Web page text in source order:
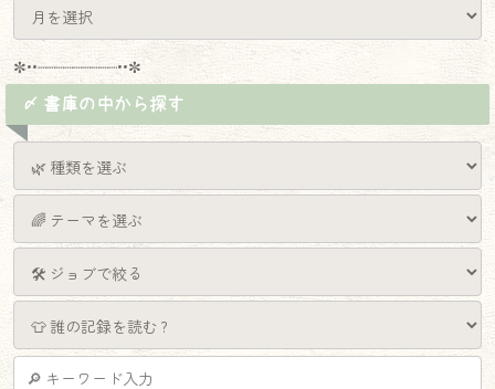
✼••┈┈┈┈┈┈┈┈┈••✼
〆 書庫の中から探す